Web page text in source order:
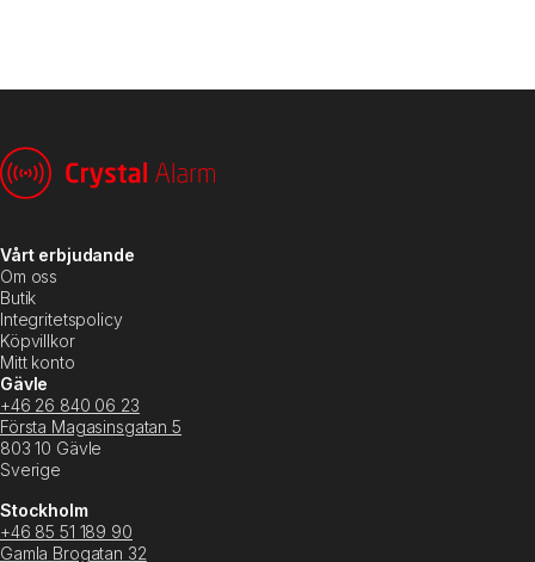
Vårt erbjudande
Om oss
Butik
Integritetspolicy
Köpvillkor
Mitt konto
Gävle
+46 26 840 06 23
Första Magasinsgatan 5
803 10 Gävle
Sverige
Stockholm
+46 85 51 189 90
Gamla Brogatan 32